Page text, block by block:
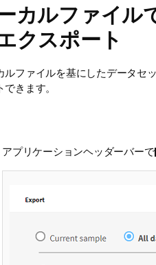
カルファイル
クスポート
ルファイルを基にしたデータセ
きます。
アプリケーションヘッダーバーで